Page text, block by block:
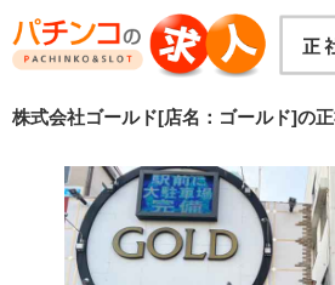
株式会社ゴールド[店名：ゴールド]の